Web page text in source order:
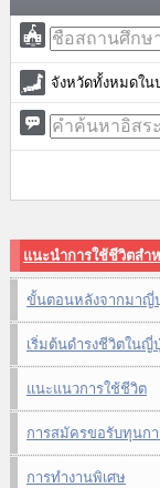
จังหวัดทั้งหมดใน
แนะนำการใช้ชีวิตสำ
ขั้นตอนหลังจากมาญี่
เริ่มต้นดำรงชีวิตในญี่
แนะแนวการใช้ชีวิต
การสมัครขอรับทุนก
การทำงานพิเศษ